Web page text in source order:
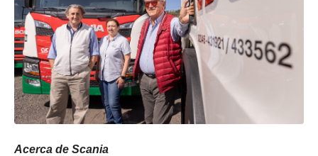
Acerca de Scania